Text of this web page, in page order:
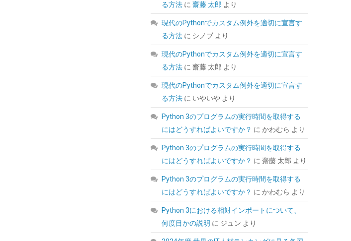
KingSpec SSD 1TB SATAIII 6Gb/s 2.5インチ内
蔵SSD 最大読込570MB/s 3D NAND メーカー保
証3年
( 5434008) GBP 91.30
詳細はこちら
る方法 に齋藤 太郎 より
現代のPythonでカスタム例外を適切に宣言す
る方法 に シノブ より
現代のPythonでカスタム例外を適切に宣言す
る方法 に齋藤 太郎 より
現代のPythonでカスタム例外を適切に宣言す
る方法 に いやいや より
Python 3のプログラムの実行時間を取得する
にはどうすればよいですか？ にかわむら より
Python 3のプログラムの実行時間を取得する
にはどうすればよいですか？ に齋藤 太郎 より
Python 3のプログラムの実行時間を取得する
にはどうすればよいですか？ にかわむら より
Python 3における相対インポートについて、
何度目かの説明 に ジュン より